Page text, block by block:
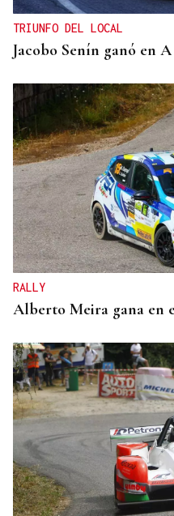
TRIUNFO DEL LOCAL
Jacobo Senín ganó en
RALLY
Alberto Meira gana en